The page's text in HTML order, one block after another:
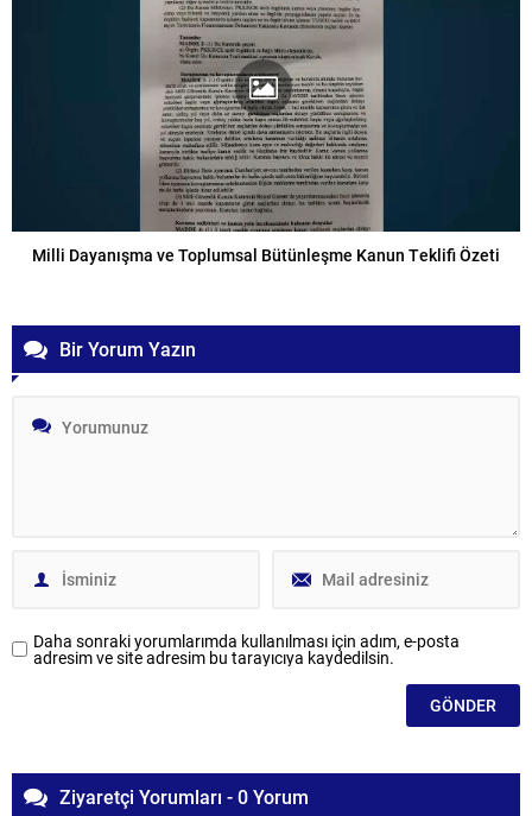
Milli Dayanışma ve Toplumsal Bütünleşme Kanun Teklifi Özeti
Bir Yorum Yazın
Daha sonraki yorumlarımda kullanılması için adım, e-posta
adresim ve site adresim bu tarayıcıya kaydedilsin.
Ziyaretçi Yorumları - 0 Yorum